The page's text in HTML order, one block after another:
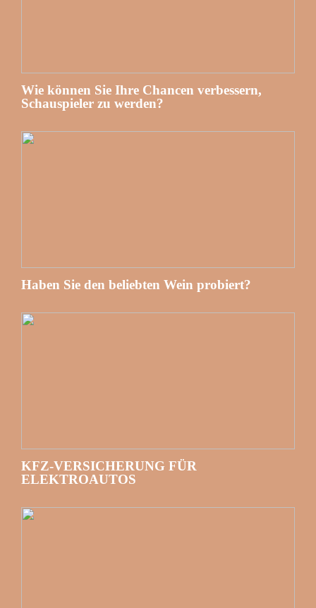
Wie können Sie Ihre Chancen verbessern,
Schauspieler zu werden?
Haben Sie den beliebten Wein probiert?
KFZ-VERSICHERUNG FÜR
ELEKTROAUTOS